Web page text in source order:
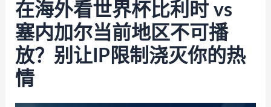
在海外看世界杯比利时 vs
塞内加尔当前地区不可播
放？别让IP限制浇灭你的热
情